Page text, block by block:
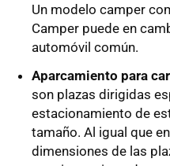
Un modelo camper
Camper puede en
automóvil común.
Aparcamiento para
son plazas dirigidas
estacionamiento de
tamaño. Al igual que
dimensiones de las